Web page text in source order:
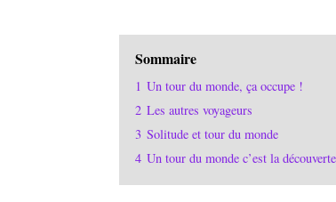
Sommaire
1 Un tour du monde, ça occupe !
2 Les autres voyageurs
3 Solitude et tour du monde
4 Un tour du monde c’est la découverte